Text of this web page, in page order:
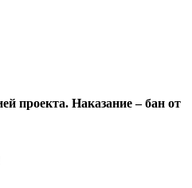
проекта. Наказание – бан от